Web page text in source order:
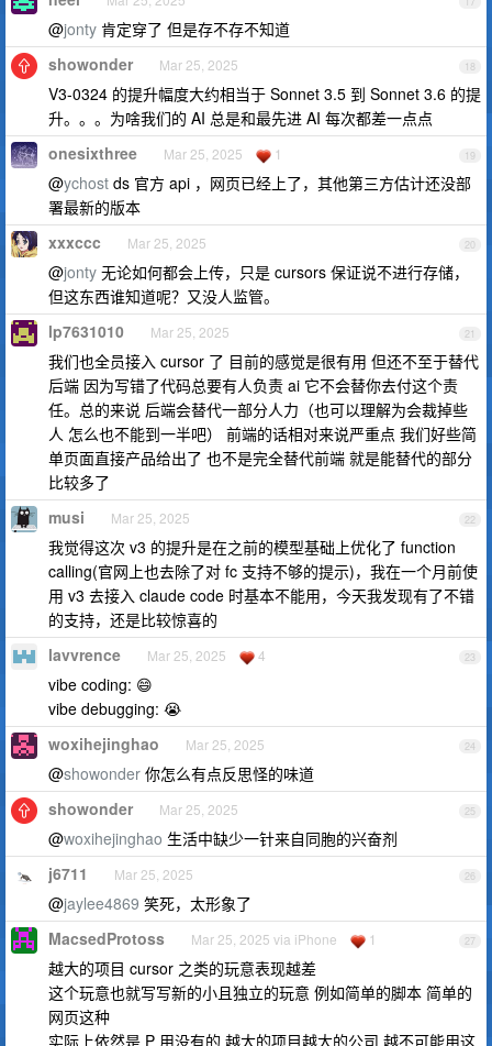
@jonty 肯定穿了 但是存不存不知道
18
showonder Mar 25, 2025
V3-0324 的提升幅度大约相当于 Sonnet 3.5 到 Sonnet 3.6 的提
升。。。为啥我们的 AI 总是和最先进 AI 每次都差一点点
19
onesixthree Mar 25, 2025 1
@ychost ds 官方 api ，网页已经上了，其他第三方估计还没部
署最新的版本
20
xxxccc Mar 25, 2025
@jonty 无论如何都会上传，只是 cursors 保证说不进行存储，
但这东西谁知道呢？又没人监管。
21
lp7631010 Mar 25, 2025
我们也全员接入 cursor 了 目前的感觉是很有用 但还不至于替代
后端 因为写错了代码总要有人负责 ai 它不会替你去付这个责
任。总的来说 后端会替代一部分人力（也可以理解为会裁掉些
人 怎么也不能到一半吧） 前端的话相对来说严重点 我们好些简
单页面直接产品给出了 也不是完全替代前端 就是能替代的部分
比较多了
22
musi Mar 25, 2025
我觉得这次 v3 的提升是在之前的模型基础上优化了 function
calling(官网上也去除了对 fc 支持不够的提示)，我在一个月前使
用 v3 去接入 claude code 时基本不能用，今天我发现有了不错
的支持，还是比较惊喜的
23
lavvrence Mar 25, 2025 4
vibe coding: 😄
vibe debugging: 😭
24
woxihejinghao Mar 25, 2025
@showonder 你怎么有点反思怪的味道
25
showonder Mar 25, 2025
@woxihejinghao 生活中缺少一针来自同胞的兴奋剂
26
j6711 Mar 25, 2025
@jaylee4869 笑死，太形象了
27
MacsedProtoss Mar 25, 2025 via iPhone 1
越大的项目 cursor 之类的玩意表现越差
这个玩意也就写写新的小且独立的玩意 例如简单的脚本 简单的
网页这种
实际上依然是 P 用没有的 越大的项目越大的公司 越不可能用这